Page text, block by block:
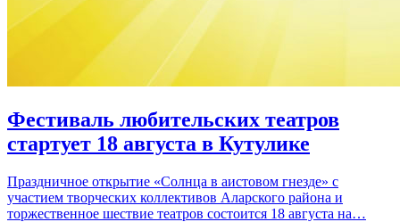
Фестиваль любительских театров
стартует 18 августа в Кутулике
Праздничное открытие «Солнца в аистовом гнезде» с
участием творческих коллективов Аларского района и
торжественное шествие театров состоится 18 августа на…